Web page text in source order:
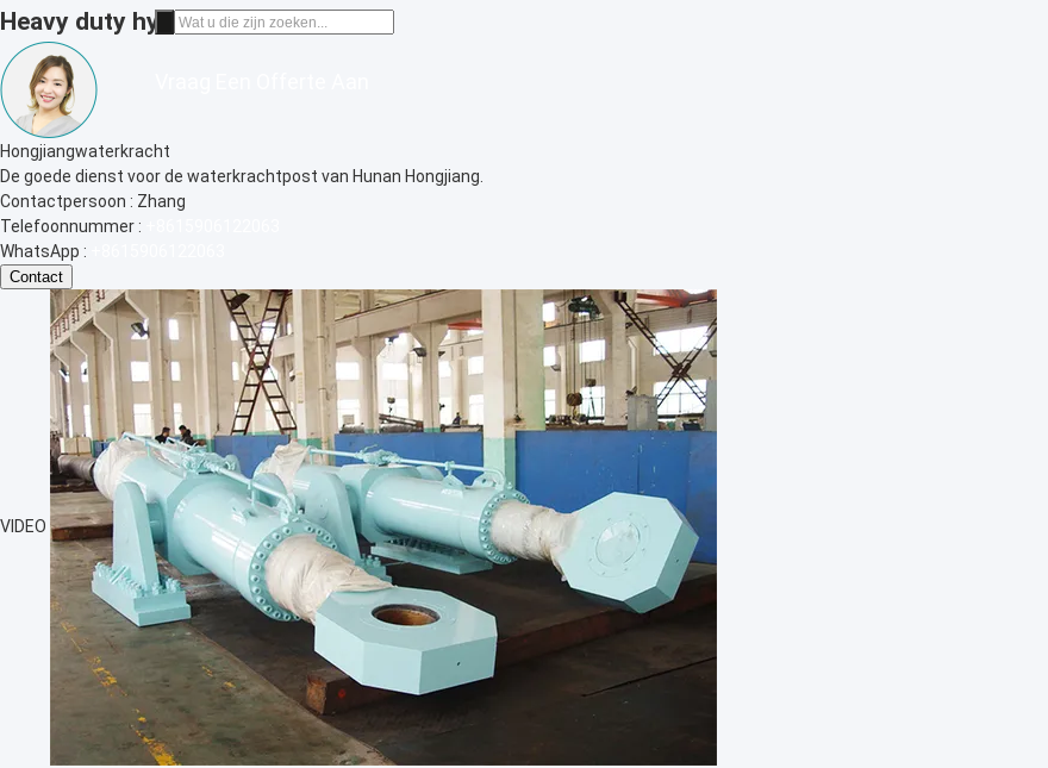
Heavy duty hydraulische cilinder
Chenxi Dafutan bedrijf
Goede Kwaliteit van de Positieve, Actieve, Enthousiaste Dienst.
Contactpersoon : Zhang
Telefoonnummer :
WhatsApp :
Contact
VIDEO